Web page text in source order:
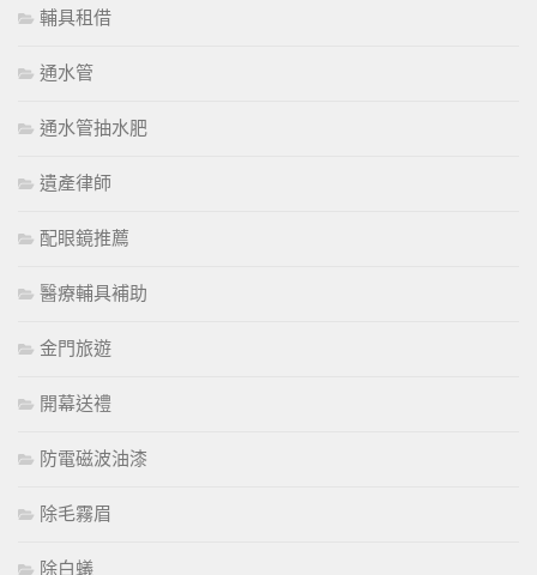
輔具租借
通水管
通水管抽水肥
遺產律師
配眼鏡推薦
醫療輔具補助
金門旅遊
開幕送禮
防電磁波油漆
除毛霧眉
除白蟻